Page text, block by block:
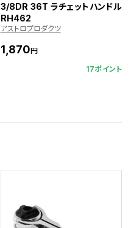
3/8DR 36T ラチェットハンドル
RH462
アストロプロダクツ
1,870円
17ポイント